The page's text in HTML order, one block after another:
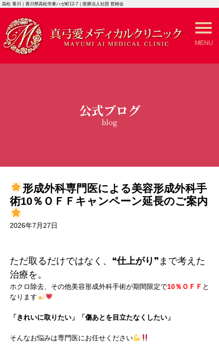
高松 香川｜香川県高松市東ハゼ町12-7｜医療法人社団 哲樹会
公式ブログ
blog
形成外科専門医による美容形成外科手
術10％ＯＦＦキャンペーン延長のご案内
2026年7月27日
ただ取るだけではなく、❝仕上がり ❞まで考えた
治療を。
ホクロ除去、その他美容形成外科手術が期間限定で10％ＯＦＦ と
なります
「きれいに取りたい」「傷あとを目立たなくしたい」
そんなお悩みは専門医にお任せください